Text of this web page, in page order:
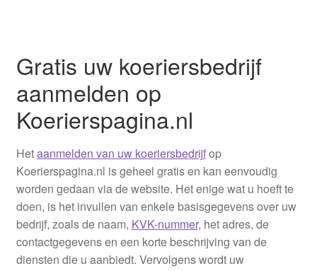
Gratis uw koeriersbedrijf
aanmelden op
Koerierspagina.nl
Hetaanmelden van uw koeriersbedrijfop
Koerierspagina.nl is geheel gratis en kan eenvoudig
worden gedaan via de website. Het enige wat u hoeft te
doen, is het invullen van enkele basisgegevens over uw
bedrijf, zoals de naam, KVK-nummer, het adres, de
contactgegevens en een korte beschrijving van de
diensten die u aanbiedt. Vervolgens wordt uw